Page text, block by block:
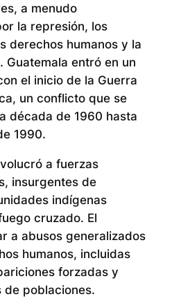
a menudo
la represión, los
derechos humanos y la
Guatemala entró en un
el inicio de la Guerra
un conflicto que se
década de 1960 hasta
1990.
a fuerzas
insurgentes de
indígenas
cruzado. El
a abusos generalizados
humanos, incluidas
forzadas y
de poblaciones.